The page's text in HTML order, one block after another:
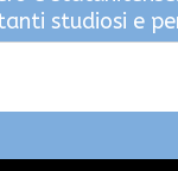
studiosi e